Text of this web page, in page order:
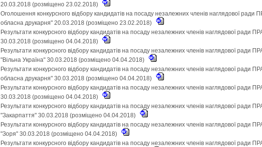
20.03.2018 (розміщено 23.02.2018)
Оголошення конкурсного відбору кандидатів на посаду незалежних членів наглядової ради
обласна друкарня" 20.03.2018 (розміщено 23.02.2018)
Результати конкурсного відбору кандидатів на посаду незалежних членів наглядової ради
30.03.2018 (розміщено 04.04.2018)
Результати конкурсного відбору кандидатів на посаду незалежних членів наглядової ради
"Вільна Україна" 30.03.2018 (розміщено 04.04.2018)
Результати конкурсного відбору кандидатів на посаду незалежних членів наглядової ради
обласна друкарня" 30.03.2018 (розміщено 04.04.2018)
Результати конкурсного відбору кандидатів на посаду незалежних членів наглядової ради
30.03.2018 (розміщено 04.04.2018)
Результати конкурсного відбору кандидатів на посаду незалежних членів наглядової ради
"Закарпаття" 30.03.2018 (розміщено 04.04.2018)
Результати конкурсного відбору кандидатів на посаду незалежних членів наглядової ради
"Зоря" 30.03.2018 (розміщено 04.04.2018)
Результати конкурсного відбору кандидатів на посаду незалежних членів наглядової ради